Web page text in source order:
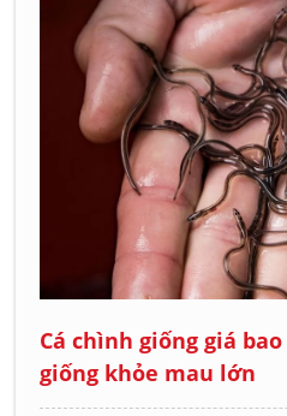
Cá chình giống giá
giống khỏe mau lớn